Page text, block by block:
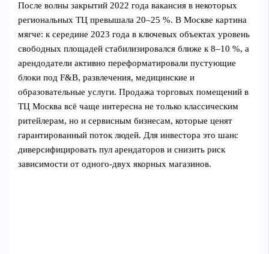
После волны закрытий 2022 года вакансия в некоторых
региональных ТЦ превышала 20–25 %. В Москве картина
мягче: к середине 2023 года в ключевых объектах уровень
свободных площадей стабилизировался ближе к 8–10 %, а
арендодатели активно переформатировали пустующие
блоки под F&B, развлечения, медицинские и
образовательные услуги. Продажа торговых помещений в
ТЦ Москва всё чаще интересна не только классическим
ритейлерам, но и сервисным бизнесам, которые ценят
гарантированный поток людей. Для инвестора это шанс
диверсифицировать пул арендаторов и снизить риск
зависимости от одного‑двух якорных магазинов.